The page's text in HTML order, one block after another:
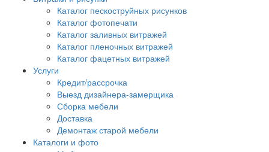
Каталог пескоструйных рисунков
Каталог фотопечати
Каталог заливных витражей
Каталог пленочных витражей
Каталог фацетных витражей
Услуги
Кредит/рассрочка
Выезд дизайнера-замерщика
Сборка мебели
Доставка
Демонтаж старой мебели
Каталоги и фото